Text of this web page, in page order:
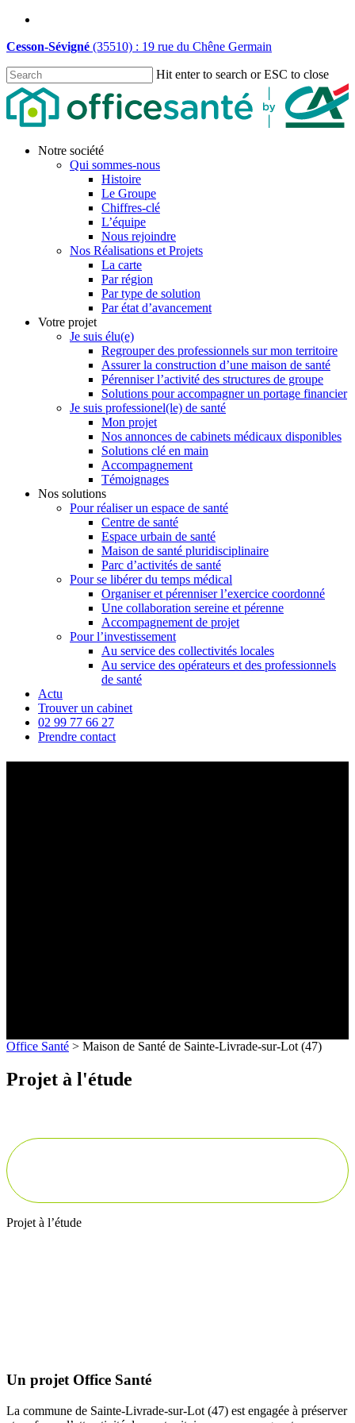
Skip
main
Cesson-Sévigné (35510) : 19 rue du Chêne Germain
Hit enter to search or ESC to close
Close
Search
Menu
Notre société
Qui sommes-nous
Histoire
Le Groupe
Chiffres-clé
L’équipe
Nous rejoindre
Nos Réalisations et Projets
La carte
Par région
Par type de solution
Par état d’avancement
Votre projet
Je suis élu(e)
Regrouper des professionnels sur mon territoire
Assurer la construction d’une maison de santé
Pérenniser l’activité des structures de groupe
Solutions pour accompagner un portage financier
Je suis professionel(le) de santé
Mon projet
Nos annonces de cabinets médicaux disponibles
Solutions clé en main
Accompagnement
Témoignages
Nos solutions
Pour réaliser un espace de santé
Centre de santé
Espace urbain de santé
Maison de santé pluridisciplinaire
Parc d’activités de santé
Pour se libérer du temps médical
Organiser et pérenniser l’exercice coordonné
Une collaboration sereine et pérenne
Accompagnement de projet
Pour l’investissement
Au service des collectivités locales
Au service des opérateurs et des professionnels
de santé
Actu
Trouver un cabinet
02 99 77 66 27
Prendre contact
Office Santé > Maison de Santé de Sainte-Livrade-sur-Lot (47)
Projet à l'étude
Projet à l’étude
Un projet Office Santé
La commune de Sainte-Livrade-sur-Lot (47) est engagée à préserver